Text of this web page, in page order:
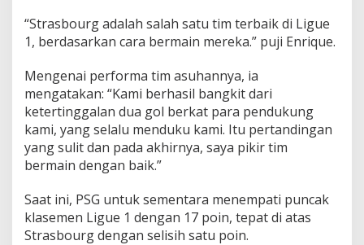
“Strasbourg adalah salah satu tim terbaik di Ligue
1, berdasarkan cara bermain mereka.” puji Enrique.
Mengenai performa tim asuhannya, ia
mengatakan: “Kami berhasil bangkit dari
ketertinggalan dua gol berkat para pendukung
kami, yang selalu menduku kami. Itu pertandingan
yang sulit dan pada akhirnya, saya pikir tim
bermain dengan baik.”
Saat ini, PSG untuk sementara menempati puncak
klasemen Ligue 1 dengan 17 poin, tepat di atas
Strasbourg dengan selisih satu poin.